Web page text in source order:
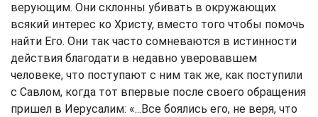
верующим. Они склонны убивать в окружающих
всякий интерес ко Христу, вместо того чтобы помочь
найти Его. Они так часто сомневаются в истинности
действия благодати в недавно уверовавшем
человеке, что поступают с ним так же, как поступили
с Савлом, когда тот впервые после своего обращения
пришел в Иерусалим: «...Все боялись его, не веря, что